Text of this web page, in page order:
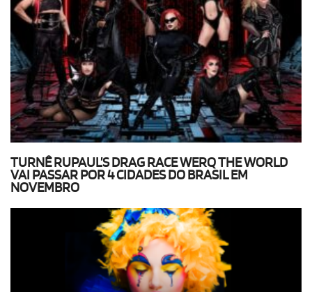
TURNÊ RUPAUL’S DRAG RACE WERQ THE WORLD
VAI PASSAR POR 4 CIDADES DO BRASIL EM
NOVEMBRO